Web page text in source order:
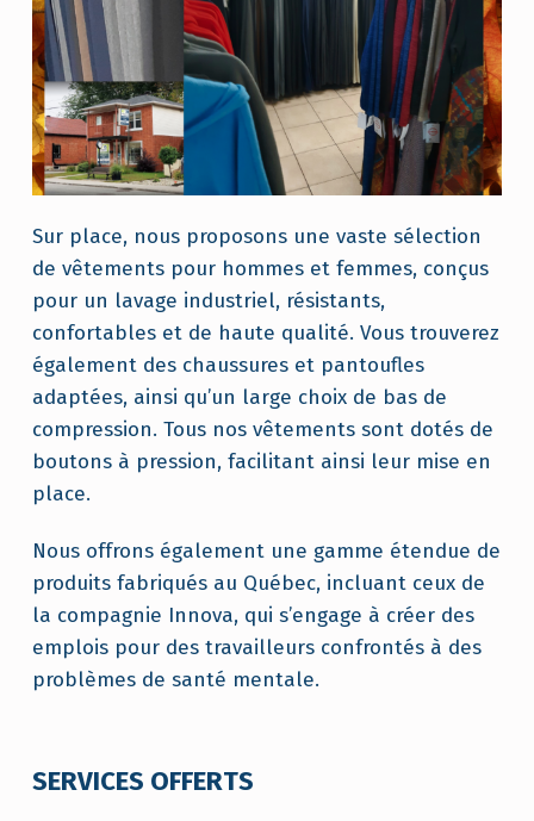
T
S
E
R
V
I
C
E
S
Sur place, nous proposons une vaste sélection
de vêtements pour hommes et femmes, conçus
pour un lavage industriel, résistants,
confortables et de haute qualité. Vous trouverez
également des chaussures et pantoufles
adaptées, ainsi qu’un large choix de bas de
compression. Tous nos vêtements sont dotés de
boutons à pression, facilitant ainsi leur mise en
place.
Nous offrons également une gamme étendue de
produits fabriqués au Québec, incluant ceux de
la compagnie Innova, qui s’engage à créer des
emplois pour des travailleurs confrontés à des
problèmes de santé mentale.
SERVICES OFFERTS